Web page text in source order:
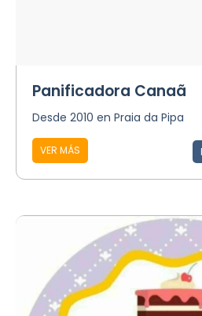
Panificadora Canaã
Desde 2010 en Praia da Pipa
VER MÁS